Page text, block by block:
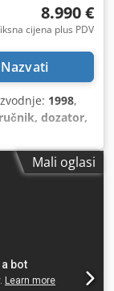
8.990 €
cijena plus PDV
Nazvati
1998,
dozator,
reza uz bočnu
rezanje
da S
Sustav
širine
oštrice:
Mali oglasi